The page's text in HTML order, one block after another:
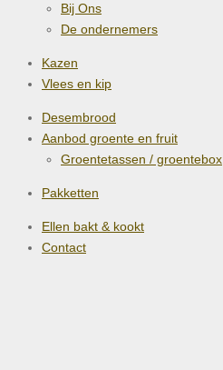
Bij Ons
De ondernemers
Kazen
Vlees en kip
Desembrood
Aanbod groente en fruit
Groentetassen / groentebox
Pakketten
Ellen bakt & kookt
Contact